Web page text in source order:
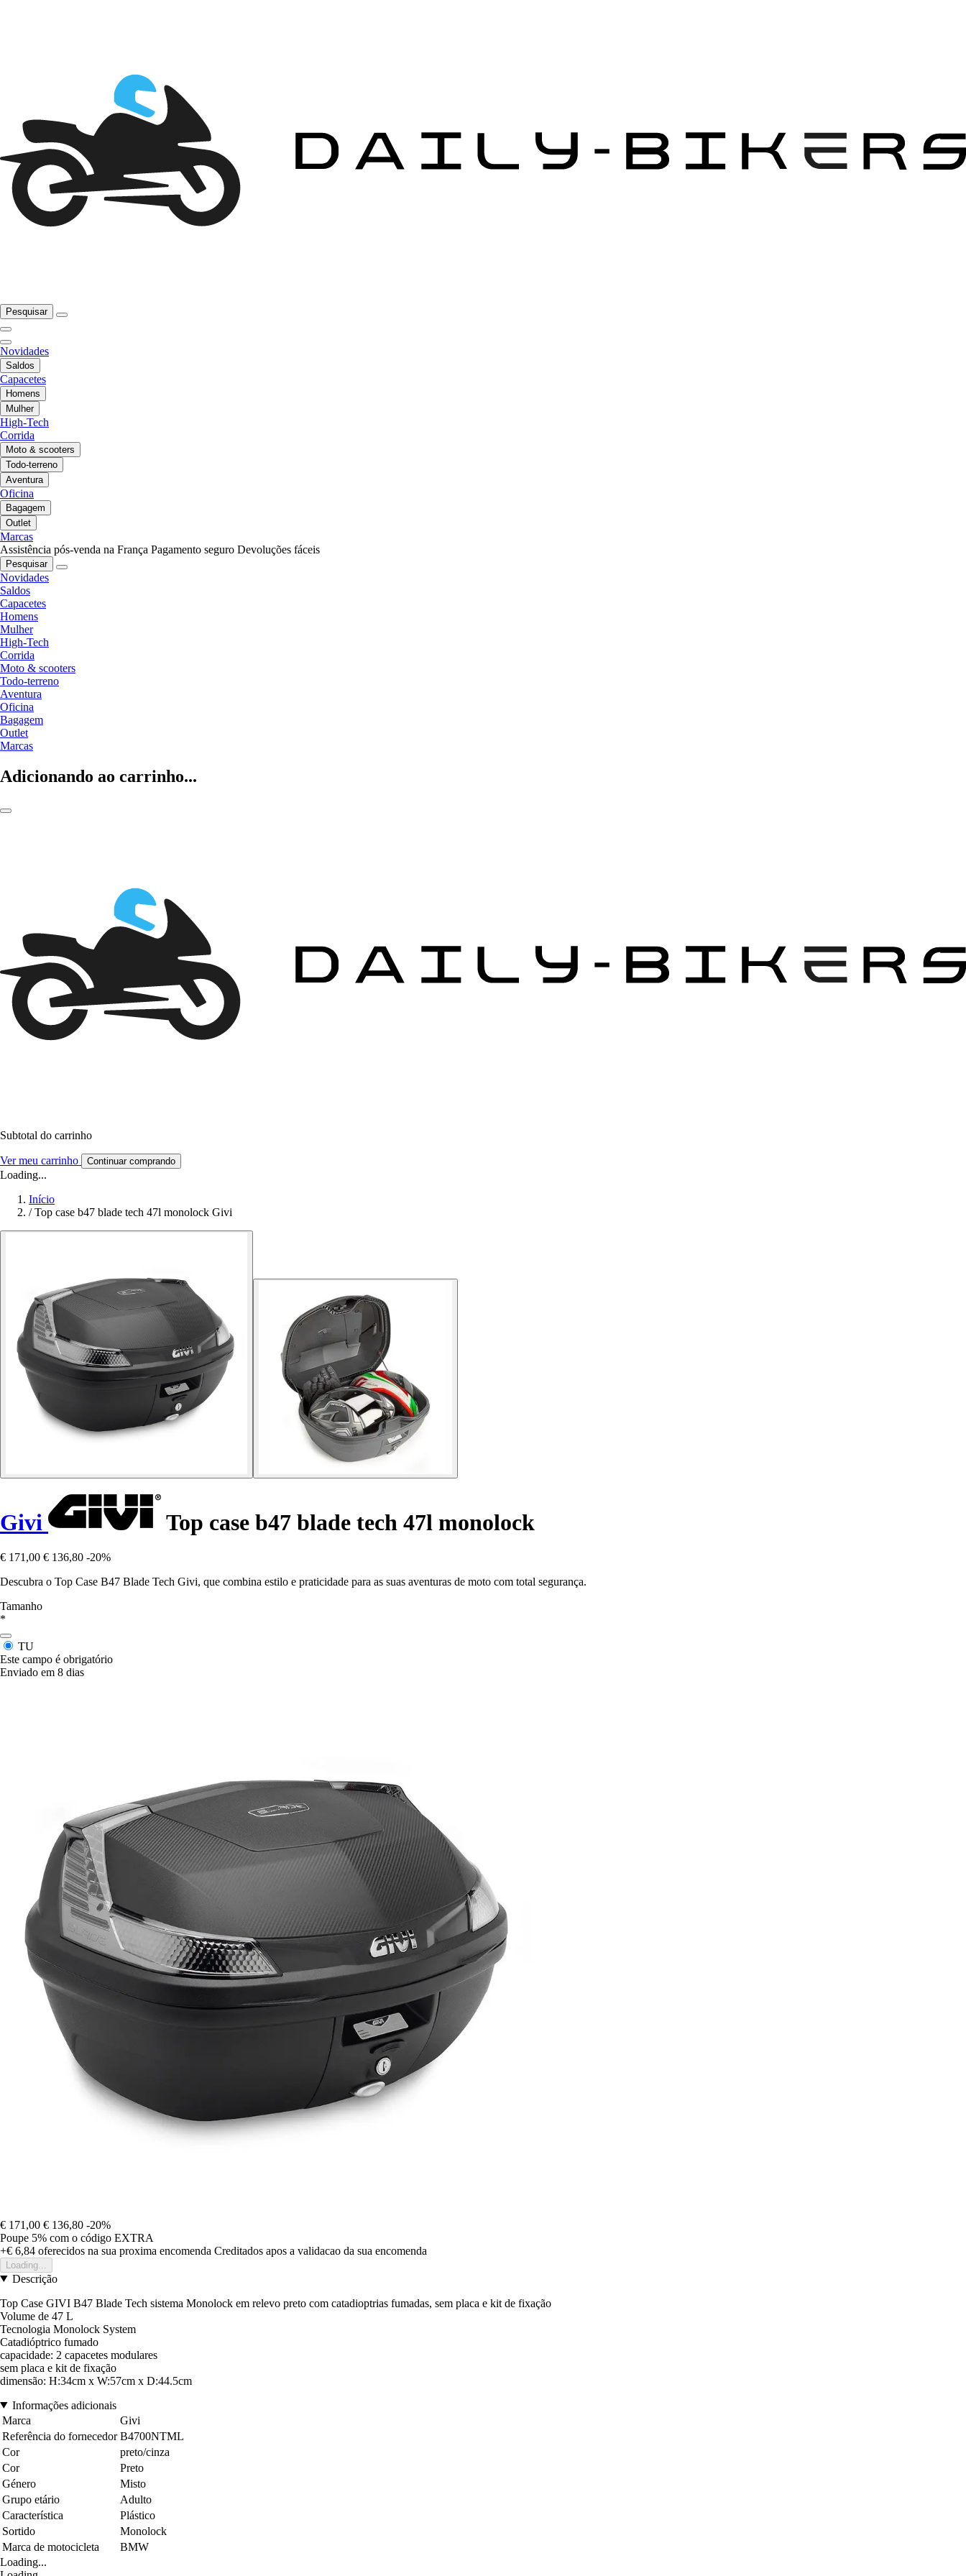
Pesquisar
Novidades
Saldos
Capacetes
Homens
Mulher
High-Tech
Corrida
Moto & scooters
Todo-terreno
Aventura
Oficina
Bagagem
Outlet
Marcas
Assistência pós-venda na França Pagamento seguro Devoluções fáceis
Pesquisar
Novidades
Saldos
Capacetes
Homens
Mulher
High-Tech
Corrida
Moto & scooters
Todo-terreno
Aventura
Oficina
Bagagem
Outlet
Marcas
Adicionando ao carrinho...
Subtotal do carrinho
Ver meu carrinho Continuar comprando
Loading...
Início
/ Top case b47 blade tech 47l monolock Givi
Givi Top case b47 blade tech 47l monolock
€ 171,00 € 136,80 -20%
Descubra o Top Case B47 Blade Tech Givi, que combina estilo e praticidade para as suas aventuras de moto com total segurança.
Tamanho
*
TU
Este campo é obrigatório
Enviado em 8 dias
€ 171,00 € 136,80 -20%
Poupe 5% com o código EXTRA
+€ 6,84 oferecidos na sua proxima encomenda Creditados apos a validacao da sua encomenda
Loading...
Descrição
Top Case GIVI B47 Blade Tech sistema Monolock em relevo preto com catadioptrias fumadas, sem placa e kit de fixação
Volume de 47 L
Tecnologia Monolock System
Catadióptrico fumado
capacidade: 2 capacetes modulares
sem placa e kit de fixação
dimensão: H:34cm x W:57cm x D:44.5cm
Informações adicionais
Marca
Givi
Referência do fornecedor B4700NTML
Cor
preto/cinza
Cor
Preto
Género
Misto
Grupo etário
Adulto
Característica
Plástico
Sortido
Monolock
Marca de motocicleta
BMW
Loading...